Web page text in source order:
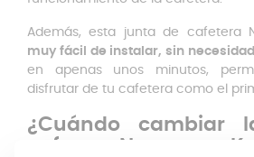
Además, esta junta de cafetera
muy fácil de instalar, sin
en apenas unos minutos,
disfrutar de tu cafetera como el
¿Cuándo cambiar
cafetera Nespresso